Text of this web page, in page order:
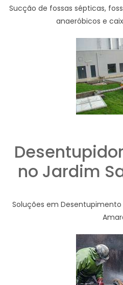
Sucção de fossas sépticas,
anaeróbicos e
no Jardim
Soluções em